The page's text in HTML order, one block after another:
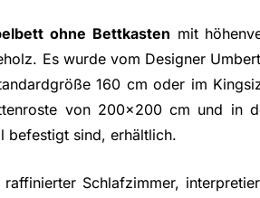
ohne Bettkasten mit
Es wurde vom Designer
160 cm oder im
von 200x200 cm und in
befestigt sind, erhältlich.
Schlafzimmer,